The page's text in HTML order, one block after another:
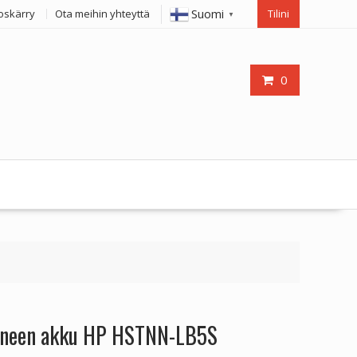
Ota meihin yhteyttä Suomi ▼ Tilini
0
akku HP HSTNN-LB5S